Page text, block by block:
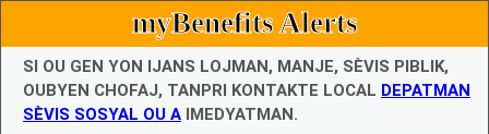
myBenefits Alerts
SI OU GEN YON IJANS LOJMAN, MANJE, SÈVIS PIBLIK,
OUBYEN CHOFAJ, TANPRI KONTAKTE LOCAL DEPATMAN
SÈVIS SOSYAL OU A IMEDYATMAN.